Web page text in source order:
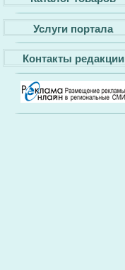
Услуги портала
Контакты редакции